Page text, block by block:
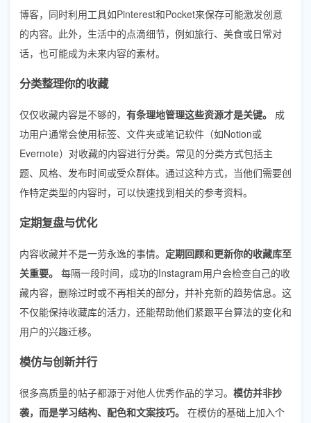
博客，同时利用工具如Pinterest和Pocket来保存可能激发创意
的内容。此外，生活中的点滴细节，例如旅行、美食或日常对
话，也可能成为未来内容的素材。
分类整理你的收藏
仅仅收藏内容是不够的， 有条理地管理这些资源才是关键。
成
功用户通常会使用标签、文件夹或笔记软件（如Notion或
Evernote）对收藏的内容进行分类。常见的分类方式包括主
题、风格、发布时间或受众群体。通过这种方式，当他们需要创
作特定类型的内容时，可以快速找到相关的参考资料。
定期复盘与优化
内容收藏并不是一劳永逸的事情。 定期回顾和更新你的收藏库至
关重要。 每隔一段时间，成功的Instagram用户会检查自己的收
藏内容，删除过时或不再相关的部分，并补充新的趋势信息。这
不仅能保持收藏库的活力，还能帮助他们紧跟平台算法的变化和
用户的兴趣迁移。
模仿与创新并行
很多高质量的帖子都源于对他人优秀作品的学习。 模仿并非抄
袭，而是学习结构、配色和文案技巧。 在模仿的基础上加入个